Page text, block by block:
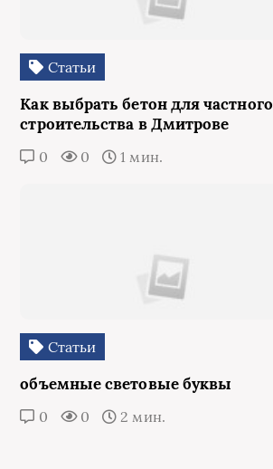
Статьи
Как выбрать бетон для частного
строительства в Дмитрове
0 0 1 мин.
Статьи
объемные световые буквы
0 0 2 мин.